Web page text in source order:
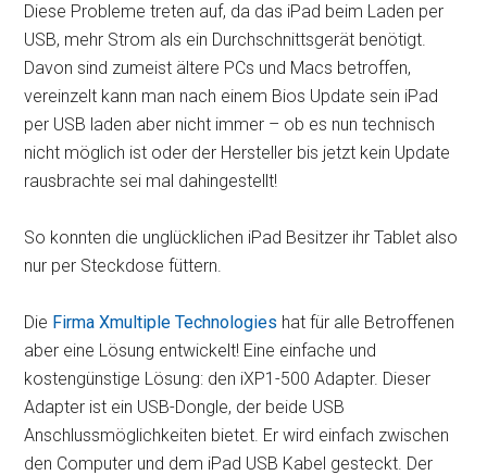
Diese Probleme treten auf, da das iPad beim Laden per
USB, mehr Strom als ein Durchschnittsgerät benötigt.
Davon sind zumeist ältere PCs und Macs betroffen,
vereinzelt kann man nach einem Bios Update sein iPad
per USB laden aber nicht immer – ob es nun technisch
nicht möglich ist oder der Hersteller bis jetzt kein Update
rausbrachte sei mal dahingestellt!
So konnten die unglücklichen iPad Besitzer ihr Tablet also
nur per Steckdose füttern.
Die Firma Xmultiple Technologies hat für alle Betroffenen
aber eine Lösung entwickelt! Eine einfache und
kostengünstige Lösung: den iXP1-500 Adapter. Dieser
Adapter ist ein USB-Dongle, der beide USB
Anschlussmöglichkeiten bietet. Er wird einfach zwischen
den Computer und dem iPad USB Kabel gesteckt. Der